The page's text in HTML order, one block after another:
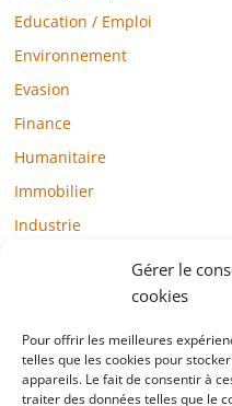
Gérer le
cookies
Pour offrir les meilleures
telles que les cookies pour
appareils. Le fait de consentir à
traiter des données telles que le
Education / Emploi
Environnement
Evasion
Finance
Humanitaire
Immobilier
Industrie
Mode / Beauté / Bien-être
Santé